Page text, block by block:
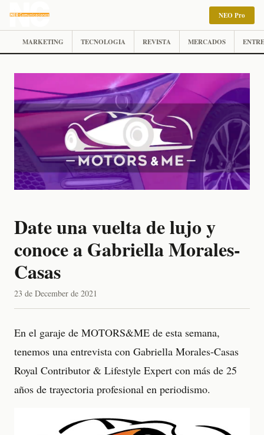
NEO Pro
MARKETING TECNOLOGIA REVISTA MERCADOS
Date una vuelta de lujo y
conoce a Gabriella Morales-
Casas
23 de December de 2021
En el garaje de MOTORS&ME de esta semana,
tenemos una entrevista con Gabriella Morales-Casas
Royal Contributor & Lifestyle Expert con más de 25
años de trayectoria profesional en periodismo.